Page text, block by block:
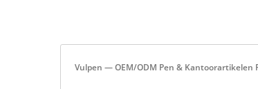
Vulpen — OEM/ODM Pen & Kantoorartikelen